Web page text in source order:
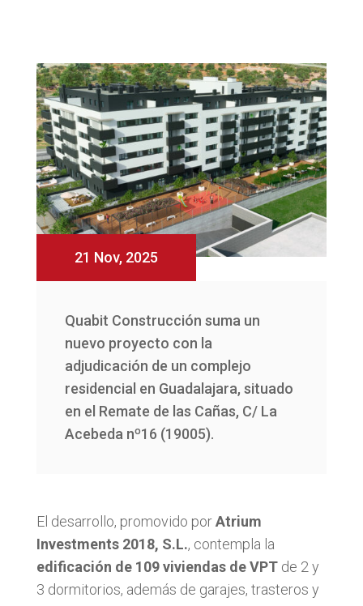
21 Nov, 2025
Quabit Construcción suma un
nuevo proyecto con la
adjudicación de un complejo
residencial en Guadalajara, situado
en el Remate de las Cañas, C/ La
Acebeda nº16 (19005).
El desarrollo, promovido porAtrium
Investments 2018, S.L., contempla la
edificación de 109 viviendas de VPTde 2 y
3 dormitorios, además de garajes, trasteros y